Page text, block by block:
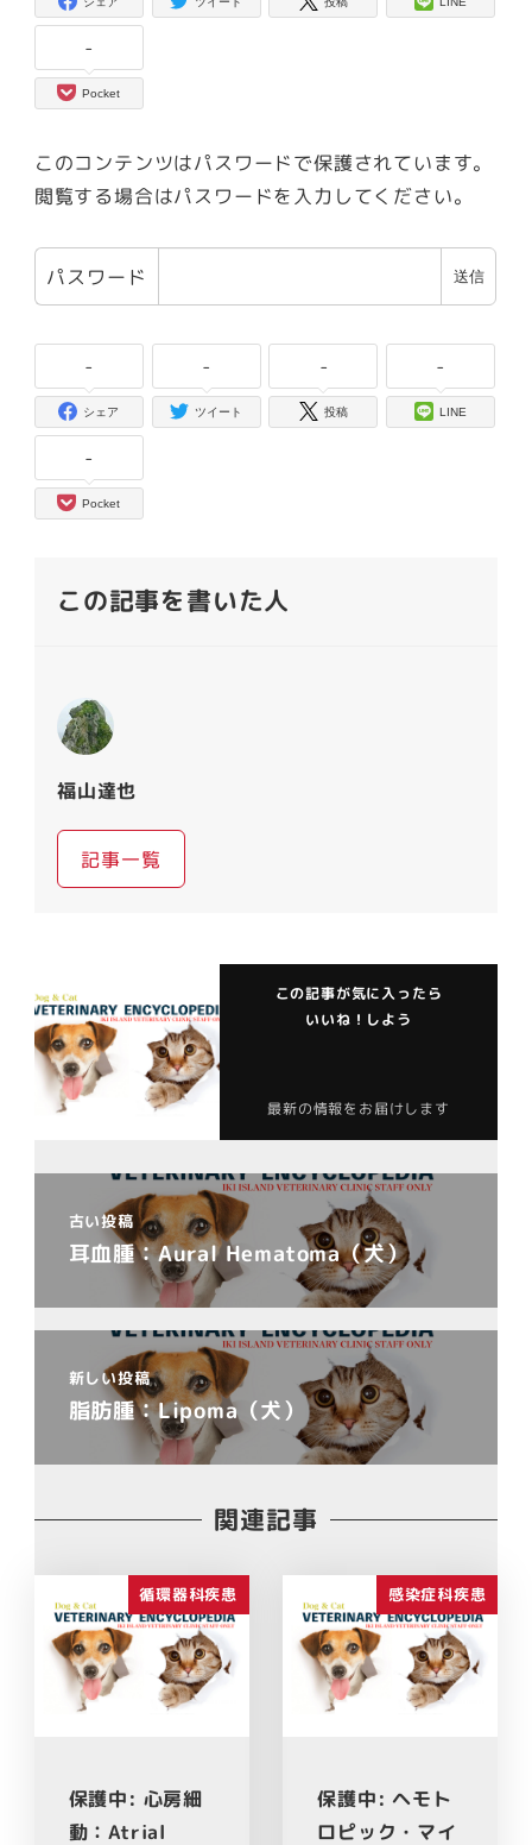
-
Pocket
このコンテンツはパスワードで保護されています。
閲覧する場合はパスワードを入力してください。
パスワード
-
シェア
-
ツイート
-
投稿
-
LINE
-
Pocket
この記事を書いた人
福山達也
記事一覧
この記事が気に入ったら
いいね！しよう
最新の情報をお届けします
古い投稿
耳血腫：Aural Hematoma（犬）
新しい投稿
脂肪腫：Lipoma（犬）
関連記事
循環器科疾患
保護中: 心房細
動：Atrial
感染症科疾患
保護中: ヘモト
ロピック・マイ